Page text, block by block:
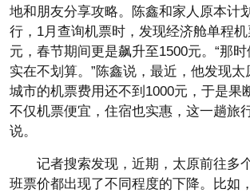
地和朋友分享攻略。陈鑫和家人原本计
行，1月查询机票时，发现经济舱单程
元，春节期间更是飙升至1500元。“那时
实在不划算。”陈鑫说，最近，他发现
城市的机票费用还不到1000元，于是果
不仅机票便宜，住宿也实惠，这一趟旅
说。
记者搜索发现，近期，太原前往多
班票价都出现了不同程度的下降。比如